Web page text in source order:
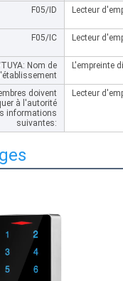
F05/ID Lecteur
F05/IC Lecteur
Nom de
l'établissement
L'empreinte
doivent
à l'autorité
informations
suivantes:
Lecteur